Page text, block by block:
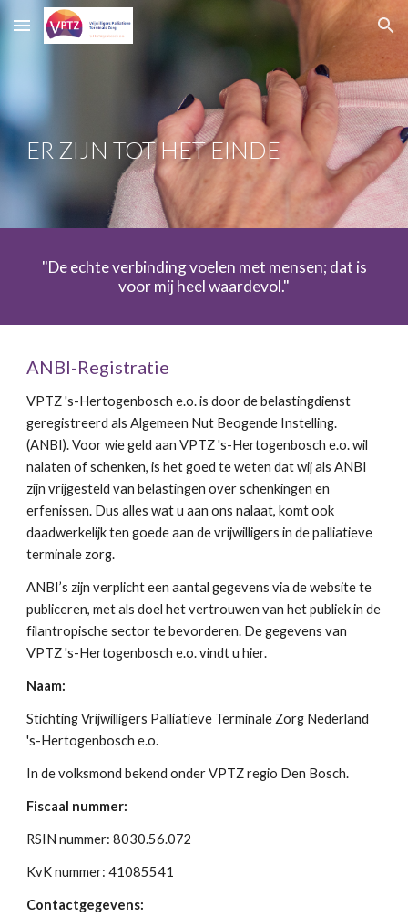
Skip to main content Skip to navigation
ER ZIJN TOT HET EINDE
"De echte verbinding voelen met mensen; dat is
voor mij heel waardevol."
ANBI-Registratie
VPTZ 's-Hertogenbosch e.o. is door de belastingdienst
geregistreerd als Algemeen Nut Beogende Instelling.
(ANBI). Voor wie geld aan VPTZ 's-Hertogenbosch e.o. wil
nalaten of schenken, is het goed te weten dat wij als ANBI
zijn vrijgesteld van belastingen over schenkingen en
erfenissen. Dus alles wat u aan ons nalaat, komt ook
daadwerkelijk ten goede aan de vrijwilligers in de palliatieve
terminale zorg.
ANBI’s zijn verplicht een aantal gegevens via de website te
publiceren, met als doel het vertrouwen van het publiek in de
filantropische sector te bevorderen. De gegevens van
VPTZ 's-Hertogenbosch e.o. vindt u hier.
Naam:
Stichting Vrijwilligers Palliatieve Terminale Zorg Nederland
's-Hertogenbosch e.o.
In de volksmond bekend onder VPTZ regio Den Bosch.
Fiscaal nummer:
RSIN nummer: 8030.56.072
KvK nummer: 41085541
Contactgegevens: